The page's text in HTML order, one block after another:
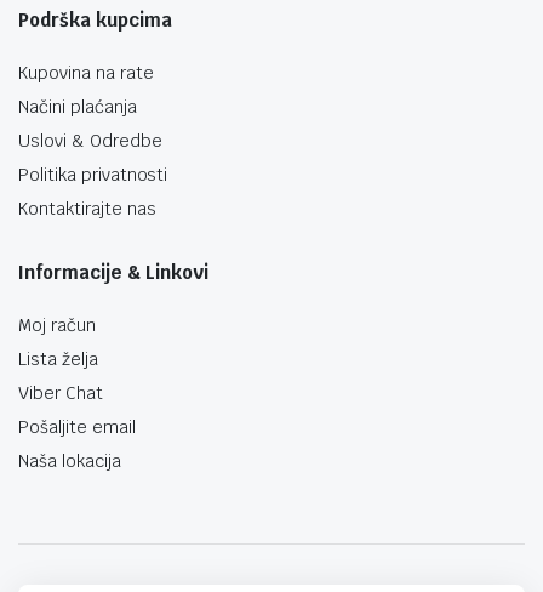
Podrška kupcima
Kupovina na rate
Načini plaćanja
Uslovi & Odredbe
Politika privatnosti
Kontaktirajte nas
Informacije & Linkovi
Moj račun
Lista želja
Viber Chat
Pošaljite email
Naša lokacija